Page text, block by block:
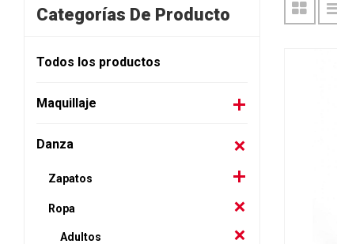
Categorías De Producto
Todos los productos
Maquillaje
Danza
Zapatos
Ropa
Adultos